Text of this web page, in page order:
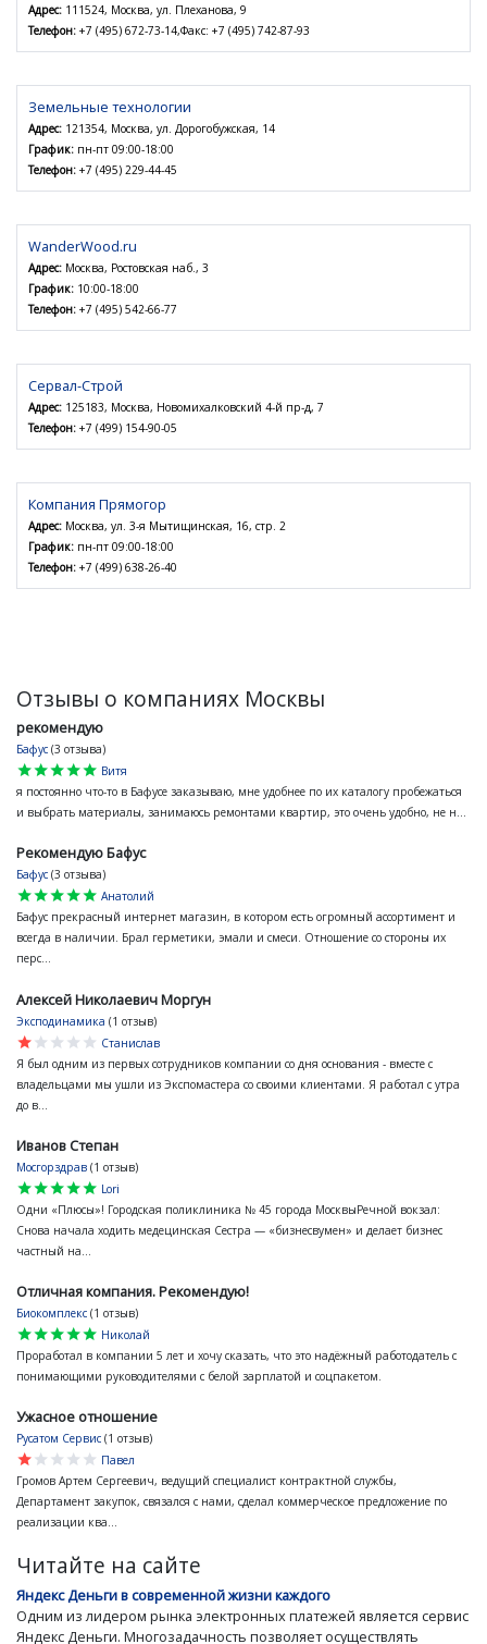
Адрес: 111524, Москва, ул. Плеханова, 9
Телефон: +7 (495) 672-73-14,Факс: +7 (495) 742-87-93
Земельные технологии
Адрес: 121354, Москва, ул. Дорогобужская, 14
График: пн-пт 09:00-18:00
Телефон: +7 (495) 229-44-45
WanderWood.ru
Адрес: Москва, Ростовская наб., 3
График: 10:00-18:00
Телефон: +7 (495) 542-66-77
Сервал-Строй
Адрес: 125183, Москва, Новомихалковский 4-й пр-д, 7
Телефон: +7 (499) 154-90-05
Компания Прямогор
Адрес: Москва, ул. 3-я Мытищинская, 16, стр. 2
График: пн-пт 09:00-18:00
Телефон: +7 (499) 638-26-40
Отзывы о компаниях Москвы
рекомендую
Бафус (3 отзыва)
star
star
star
star
star
Витя
я постоянно что-то в Бафусе заказываю, мне удобнее по их каталогу пробежаться
и выбрать материалы, занимаюсь ремонтами квартир, это очень удобно, не н...
Рекомендую Бафус
Бафус (3 отзыва)
star
star
star
star
star
Анатолий
Бафус прекрасный интернет магазин, в котором есть огромный ассортимент и
всегда в наличии. Брал герметики, эмали и смеси. Отношение со стороны их
перс...
Алексей Николаевич Моргун
Эксподинамика (1 отзыв)
star
star
star
star
star
Станислав
Я был одним из первых сотрудников компании со дня основания - вместе с
владельцами мы ушли из Экспомастера со своими клиентами. Я работал с утра
до в...
Иванов Степан
Мосгорздрав (1 отзыв)
star
star
star
star
star
Lori
Одни «Плюсы»! Городская поликлиника № 45 города МосквыРечной вокзал:
Снова начала ходить медецинская Сестра — «бизнесвумен» и делает бизнес
частный на...
Отличная компания. Рекомендую!
Биокомплекс (1 отзыв)
star
star
star
star
star
Николай
Проработал в компании 5 лет и хочу сказать, что это надёжный работодатель с
понимающими руководителями с белой зарплатой и соцпакетом.
Ужасное отношение
Русатом Сервис (1 отзыв)
star
star
star
star
star
Павел
Громов Артем Сергеевич, ведущий специалист контрактной службы,
Департамент закупок, связался с нами, сделал коммерческое предложение по
реализации ква...
Читайте на сайте
Яндекс Деньги в современной жизни каждого
Одним из лидером рынка электронных платежей является сервис
Яндекс Деньги. Многозадачность позволяет осуществлять